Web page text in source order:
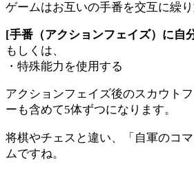
ゲームはお互いの手番を交互に繰
[手番（アクションフェイズ）に自
もしくは、
・特殊能力を使用する
アクションフェイズ後のスカウト
ーも含めて5体ずつになります。
将棋やチェスと違い、「自軍のコ
ムですね。